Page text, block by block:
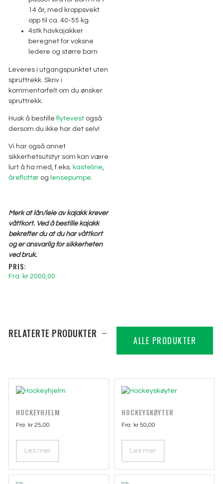
14 år, med kroppsvekt
opp til ca. 40-55 kg.
4stk havkajakker
beregnet for voksne
ledere og større barn
Leveres i utgangspunktet uten
spruttrekk. Skriv i
kommentarfelt om du ønsker
spruttrekk.
Husk å bestilleflytevest også
dersom du ikke har det selv!
Vi har også annet
sikkerhetsutstyr som kan være
lurt å ha med, f.eks. kasteline,
åreflottør og lensepumpe.
Merk at lån/leie av kajakk krever
våttkort. Ved å bestille kajakk
bekrefter du at du har våttkort
og er ansvarlig for sikkerheten
ved bruk.
PRIS:
Fra: kr 2000,00
RELATERTE PRODUKTER
ALLE PRODUKTER
HOCKEYHJELM
Fra: kr25,00
Les mer
HOCKEYSKØYTER
Fra: kr50,00
Les mer